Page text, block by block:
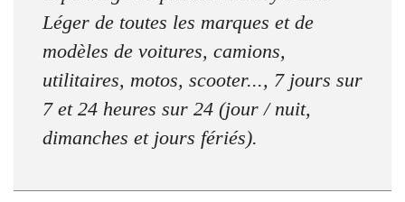
Léger de toutes les marques et de
modèles de voitures, camions,
utilitaires, motos, scooter..., 7 jours sur
7 et 24 heures sur 24 (jour / nuit,
dimanches et jours fériés).